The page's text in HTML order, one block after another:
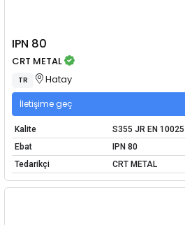
IPN 80
CRT METAL
TR Hatay
İletişime geç
Kalite
S355 JR EN 10025
Ebat
IPN 80
Tedarikçi
CRT METAL